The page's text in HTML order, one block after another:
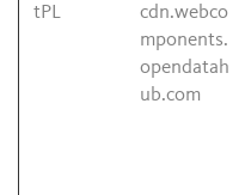
tPL
cdn.webco
mponents.
opendatah
ub.com